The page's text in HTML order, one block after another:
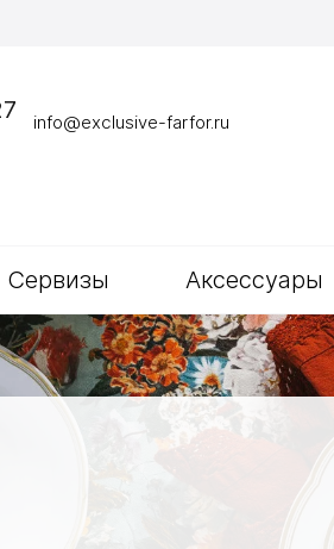
info@exclusive-farfor.ru
Сервизы Аксессуары